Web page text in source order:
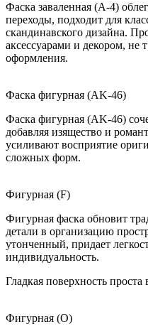
Фаска заваленная (A-4)
переходы, подходит для
скандинавского дизайна.
аксессуарами и декором, не
оформления.
Фаска фигурная (AK-46)
Фаска фигурная (AK-46)
добавляя изящество и
усиливают восприятие
сложных форм.
Фигурная (F)
Фигурная фаска обновит
детали в организацию
утонченный, придает
индивидуальность.
Гладкая поверхность проста
Фигурная (O)